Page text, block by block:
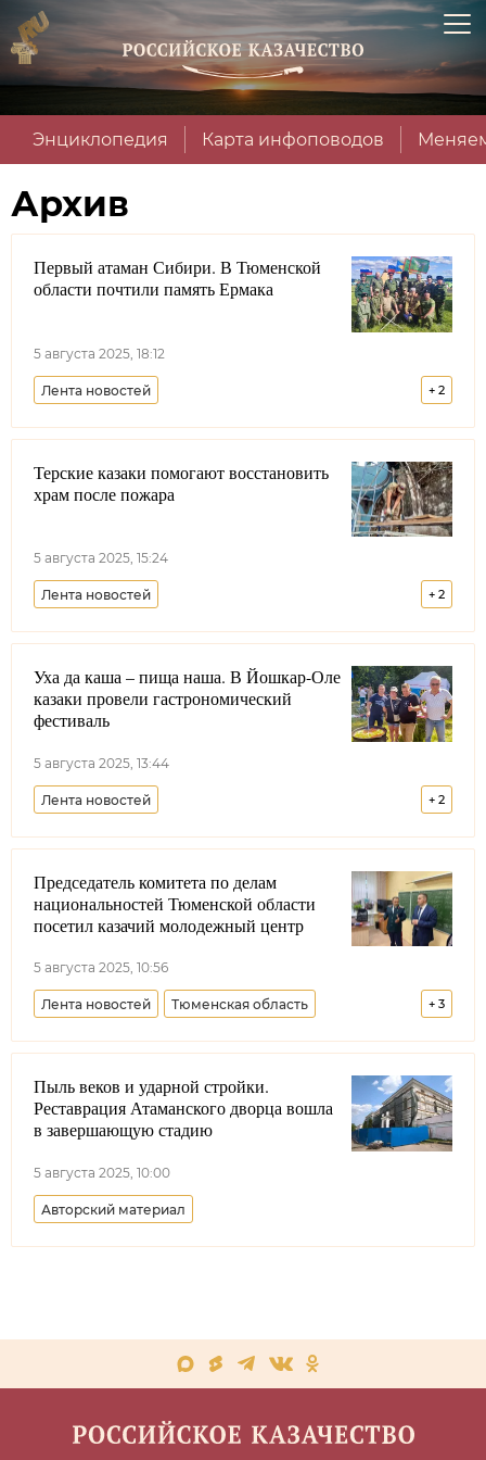
Энциклопедия Карта инфоповодов
Архив
Первый атаман Сибири. В Тюменской
области почтили память Ермака
5 августа 2025, 18:12
+ 2
Лента новостей
Сибирское войсковое казачье общество
Тюменская область
Терские казаки помогают восстановить
храм после пожара
5 августа 2025, 15:24
+ 2
Лента новостей
Терское войсковое казачье общество
Кабардино-Балкарская Республика
Уха да каша – пища наша. В Йошкар-Оле
казаки провели гастрономический
фестиваль
5 августа 2025, 13:44
+ 2
Лента новостей
Волжское войсковое казачье общество
Республика Марий Эл
Председатель комитета по делам
национальностей Тюменской области
посетил казачий молодежный центр
5 августа 2025, 10:56
+ 3
Лента новостей Тюменская область
Сибирское войсковое казачье общество
Казачья молодежь Образование
Пыль веков и ударной стройки.
Реставрация Атаманского дворца вошла
в завершающую стадию
5 августа 2025, 10:00
Авторский материал